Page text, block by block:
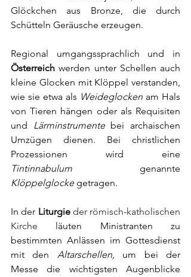
Glöckchen aus Bronze, die durch
Schütteln Geräusche erzeugen.
Österreich werden unter Schellen auch
kleine Glocken mit Klöppel verstanden,
wie sie etwa als Weideglocken am Hals
von Tieren hängen oder als Requisiten
und Lärminstrumente bei archaischen
Umzügen dienen. Bei christlichen
Tintinnabulum
Klöppelglocke getragen.
In der Liturgie der römisch-katholischen
Kirche läuten Ministranten zu
bestimmten Anlässen im Gottesdienst
mit den Altarschellen, um bei der
Messe die wichtigsten Augenblicke